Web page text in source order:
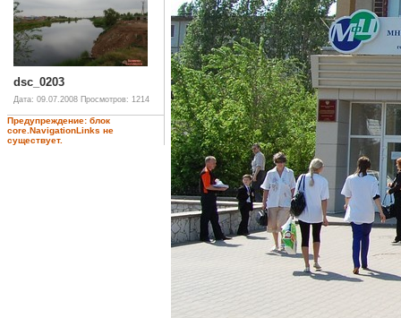
dsc_0203
Дата: 09.07.2008 Просмотров: 1214
Предупреждение: блок
core.NavigationLinks не
существует.